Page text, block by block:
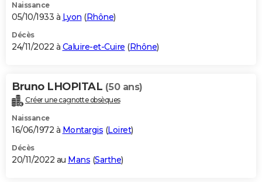
Naissance
05/10/1933 à Lyon (Rhône)
Décès
24/11/2022 à Caluire-et-Cuire (Rhône)
Bruno LHOPITAL (50 ans)
Créer une cagnotte obsèques
Naissance
16/06/1972 à Montargis (Loiret)
Décès
20/11/2022 au Mans (Sarthe)